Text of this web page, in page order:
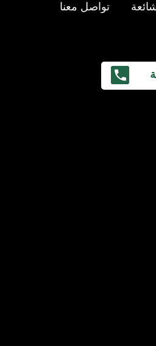
تواصل معنا